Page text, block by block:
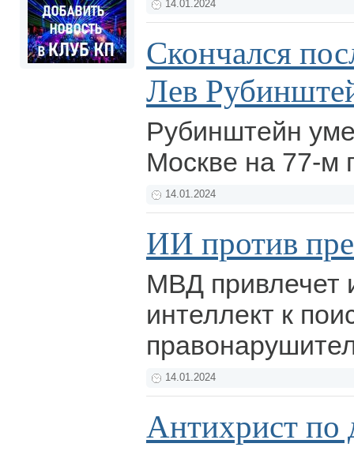
14.01.2024
Скончался
Лев
Рубинштейн
Москве на 77-м
14.01.2024
ИИ против
МВД привлечет
интеллект к
14.01.2024
Антихрист по